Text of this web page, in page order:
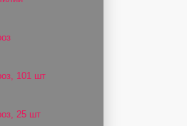
101 шт
25 шт